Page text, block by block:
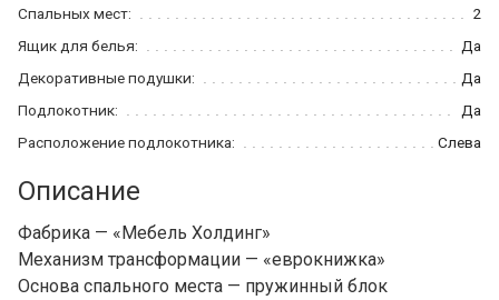
Спальных мест:
2
Ящик для белья:
Да
Декоративные подушки:
Да
Подлокотник:
Да
Расположение подлокотника:
Слева
Описание
Фабрика — «Мебель Холдинг»
Механизм трансформации — «еврокнижка»
Основа спального места — пружинный блок